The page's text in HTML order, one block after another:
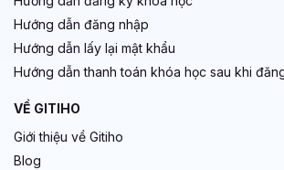
Hướng dẫn đăng nhập
Hướng dẫn lấy lại mật khẩu
Hướng dẫn thanh toán khóa học sau khi
VỀ GITIHO
Giới thiệu về Gitiho
Blog